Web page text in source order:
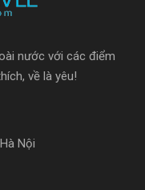
nước với các điểm
về là yêu!
Nội